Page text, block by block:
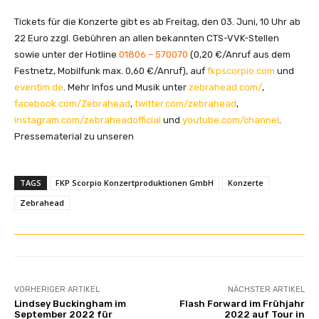
Tickets für die Konzerte gibt es ab Freitag, den 03. Juni, 10 Uhr ab
22 Euro zzgl. Gebühren an allen bekannten CTS-VVK-Stellen
sowie unter der Hotline 01806 – 570070 (0,20 €/Anruf aus dem
Festnetz, Mobilfunk max. 0,60 €/Anruf), auf fkpscorpio.com und
eventim.de. Mehr Infos und Musik unter zebrahead.com/,
facebook.com/Zebrahead, twitter.com/zebrahead,
instagram.com/zebraheadofficial und youtube.com/channel.
Pressematerial zu unseren
TAGS FKP Scorpio Konzertproduktionen GmbH
Konzerte
Zebrahead
VORHERIGER ARTIKEL
Lindsey Buckingham im
September 2022 für
NÄCHSTER ARTIKEL
Flash Forward im Frühjahr
2022 auf Tour in